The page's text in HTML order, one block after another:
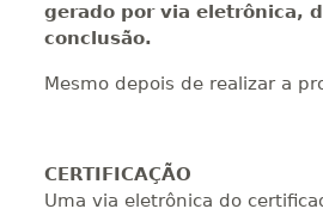
gerado por via eletrônica,
conclusão.
Mesmo depois de realizar a
CERTIFICAÇÃO
Uma via eletrônica do